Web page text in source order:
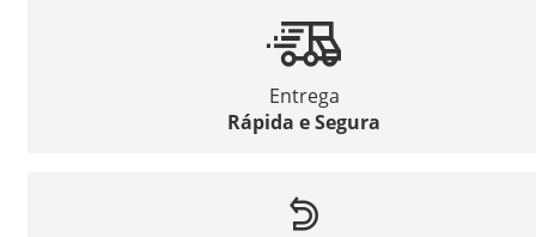
Entrega
Rápida e Segura